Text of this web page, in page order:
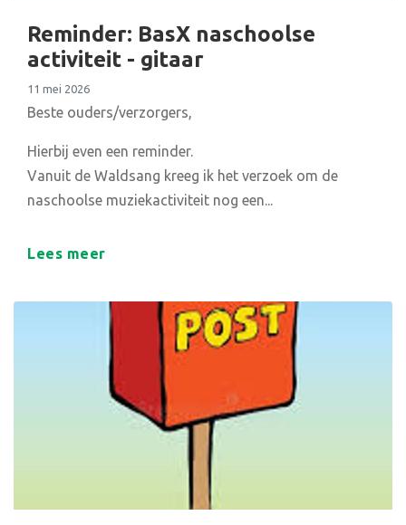
Reminder: BasX naschoolse
activiteit - gitaar
11 mei 2026
Beste ouders/verzorgers,
Hierbij even een reminder.
Vanuit de Waldsang kreeg ik het verzoek om de
naschoolse muziekactiviteit nog een...
Lees meer